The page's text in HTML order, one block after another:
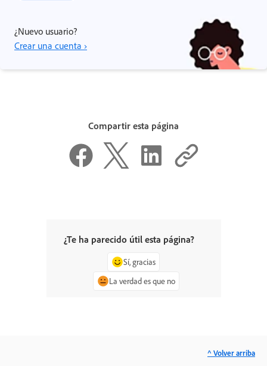
¿Nuevo usuario?
Crear una cuenta ›
Compartir esta página
¿Te ha parecido útil esta página?
Sí, gracias
La verdad es que no
^ Volver arriba